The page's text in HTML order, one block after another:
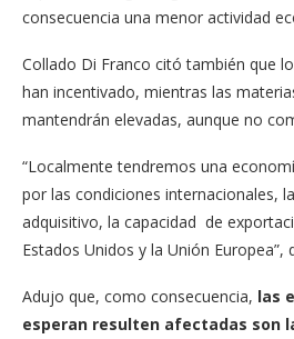
consecuencia una menor actividad
Collado Di Franco citó también que
han incentivado, mientras las
mantendrán elevadas, aunque no
“Localmente tendremos una
por las condiciones internacionales,
adquisitivo, la capacidad de
Estados Unidos y la Unión Europea”,
Adujo que, como consecuencia, las
esperan resulten afectadas son